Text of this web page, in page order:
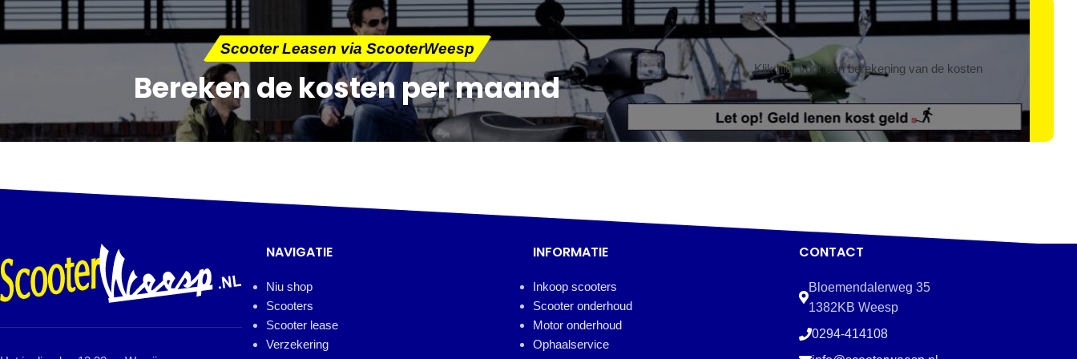
Scooter Leasen via ScooterWeesp
Bereken de kosten per maand Klik hier voor een berekening van de kosten
NAVIGATIE
Niu shop
Scooters
Scooter lease
Verzekering
INFORMATIE
Inkoop scooters
Scooter onderhoud
Motor onderhoud
Ophaalservice
CONTACT
Bloemendalerweg 35
1382KB Weesp
0294-414108